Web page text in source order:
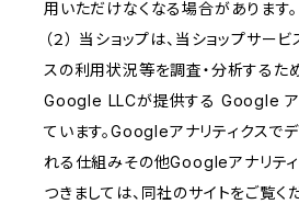
用いただけなくなる場合があります。
（２） 当ショップは、当ショップサー
スの利用状況等を調査・分析するた
Google LLCが提供する Google ア
ています。Googleアナリティクスで
れる仕組みその他Googleアナリテ
つきましては、同社のサイトをご覧く